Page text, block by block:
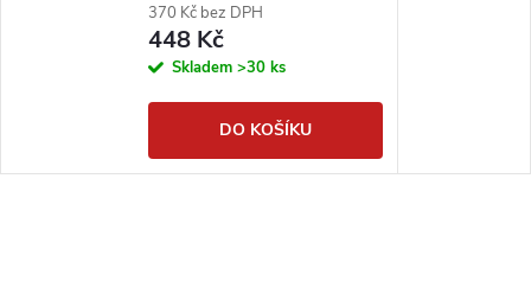
370 Kč bez DPH
448 Kč
Skladem >30 ks
DO KOŠÍKU